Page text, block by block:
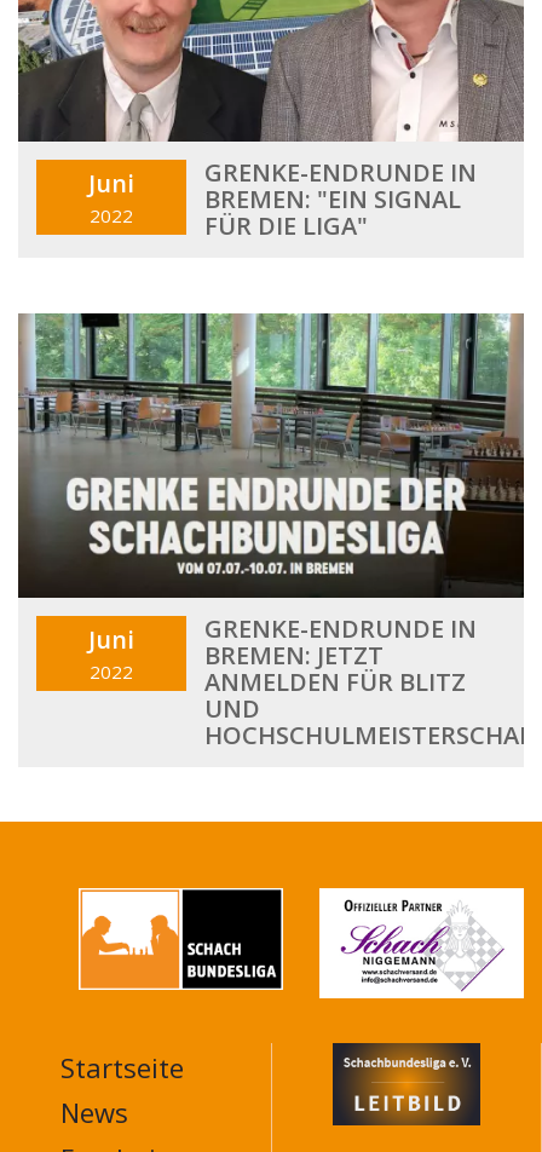
Juni
2022
GRENKE-ENDRUNDE IN
BREMEN: "EIN SIGNAL
FÜR DIE LIGA"
Juni
2022
GRENKE-ENDRUNDE IN
BREMEN: JETZT
ANMELDEN FÜR BLITZ
UND
MAIN
NAVIGATION
FOOTER
Startseite
News